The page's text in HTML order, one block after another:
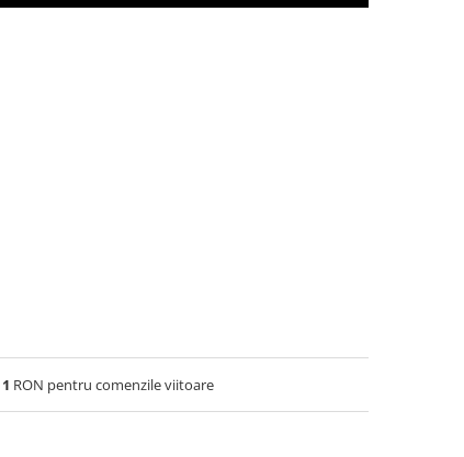
1 RON pentru comenzile viitoare